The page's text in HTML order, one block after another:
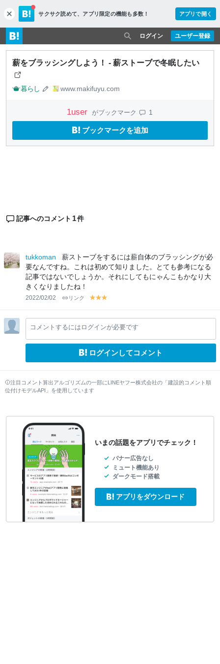
c
l
o
s
e
サクサク読めて、 アプリ限定の機能も多数！ アプリで開く
ユーザー登録
ログイン
薪をブラッシングしよう！ - 薪ストーブで冬眠したい
暮らし www.makifuyu.com
1user がブックマーク 1
ブックマークを追加
記事へのコメント 1件
tukkoman
薪ストーブをするには薪自体のブラッシングが必
要なんですね。これは初めて知りました。とても参考になる
記事ではないでしょうか。それにしてもにゃんこもかなり大
きくなりましたね！
2022/02/02 リンク
y
lo
w
y
lo
w
lo
w
コメントするにはログインが必要です
ログインしてコメント
注目コメント算出アルゴリズムの一部にLINEヤフー株式会社の「建設的コメント順
位付けモデルAPI」を使用しています
いまの話題をアプリでチェック！
バナー広告なし
ミュート機能あり
ダークモード搭載
アプリをダウンロード